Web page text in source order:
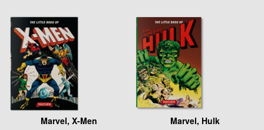
Marvel, X-Men Marvel, Hulk